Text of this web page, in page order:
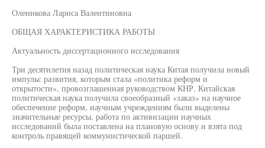
Оленикова Лариса Валентиновна
ОБЩАЯ ХАРАКТЕРИСТИКА РАБОТЫ
Актуальность диссертационного исследования
Три десятилетия назад политическая наука Китая получила новый
импульс развития, которым стала «политика реформ и
открытости», провозглашенная руководством КНР. Китайская
политическая наука получила своеобразный «заказ» на научное
обеспечение реформ, научным учреждениям были выделены
значительные ресурсы, работа по активизации научных
исследований была поставлена на плановую основу и взята под
контроль правящей коммунистической паршей.